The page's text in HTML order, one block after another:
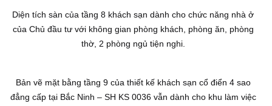
Diện tích sàn của tầng 8 khách sạn dành cho chức năng nhà ở
của Chủ đầu tư với không gian phòng khách, phòng ăn, phòng
thờ, 2 phòng ngủ tiện nghi.
Bản vẽ mặt bằng tầng 9 của thiết kế khách sạn cổ điển 4 sao
đẳng cấp tại Bắc Ninh – SH KS 0036 vẫn dành cho khu làm việc